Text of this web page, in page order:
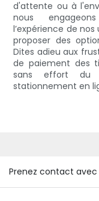
d'attente ou à
nous
l’expérience de
proposer des
Dites adieu aux
de paiement des
sans effort du
stationnement en
Prenez contact avec